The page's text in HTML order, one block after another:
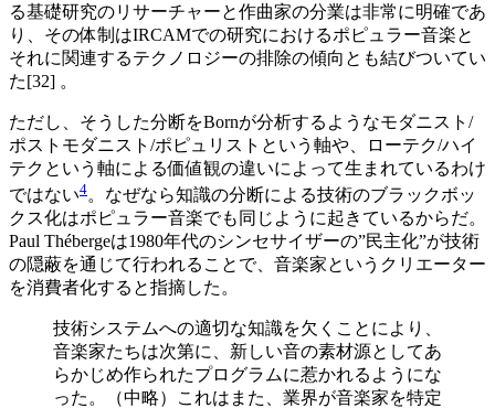
る基礎研究のリサーチャーと作曲家の分業は非常に明確であ
り、その体制はIRCAMでの研究におけるポピュラー音楽と
それに関連するテクノロジーの排除の傾向とも結びついてい
た[32] 。
ただし、そうした分断をBornが分析するようなモダニスト/
ポストモダニスト/ポピュリストという軸や、ローテク/ハイ
テクという軸による価値観の違いによって生まれているわけ
ではない4。なぜなら知識の分断による技術のブラックボッ
クス化はポピュラー音楽でも同じように起きているからだ。
Paul Thébergeは1980年代のシンセサイザーの”民主化”が技術
の隠蔽を通じて行われることで、音楽家というクリエーター
を消費者化すると指摘した。
技術システムへの適切な知識を欠くことにより、
音楽家たちは次第に、新しい音の素材源としてあ
らかじめ作られたプログラムに惹かれるようにな
った。（中略）これはまた、業界が音楽家を特定